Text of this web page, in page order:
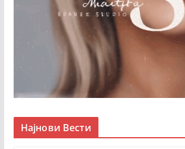
Најнови Вести